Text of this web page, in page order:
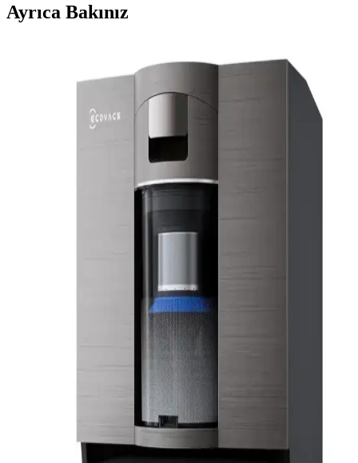
Ayrıca Bakınız
Kedi Tüyü Temizliğinde Etkili Robot Süpürge
Seçimi ve Öne Çıkan Modeller
Kedi tüyü temizliğinde güçlü emiş gücü, tüy dolanmasını önleyen
fırçalar ve otomatik boşaltma özellikleri önemli. Moplama için
otomatik yıkama istasyonlu modeller tercih edilmeli.
En İyi Modeller ve Kriterler
özellikleri ve batarya verimliliği gibi kriterler önemlidir. Ecovacs,
Mova P10 Pro Ultra Gen 2 Robot Süpürge
İncelemesi ve Gen 1 ile Teknik Karşılaştırması
Mova P10 Pro Ultra Gen 2, emiş gücü, paspaslama ve taban
istasyonu teknolojilerinde önemli iyileştirmeler sunuyor. Engel
algılamada değişiklikler olsa da genel temizlik performansı ve
Narwal Freo Robot Süpürge: Arıza Deneyimleri ve
Garanti Sonrası Destek Politikaları